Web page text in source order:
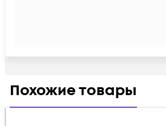
Похожие товары